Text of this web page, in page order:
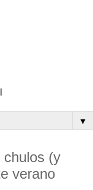
▼
chulos (y
verano